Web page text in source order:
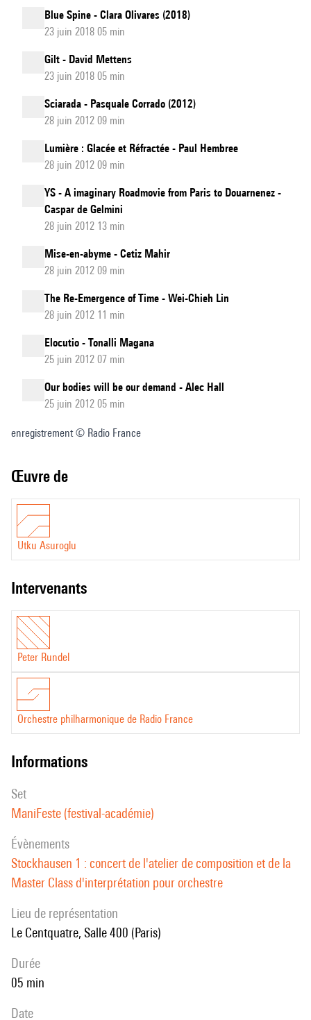
Blue Spine - Clara Olivares (2018)
23 juin 2018 05 min
Gilt - David Mettens
23 juin 2018 05 min
Sciarada - Pasquale Corrado (2012)
28 juin 2012 09 min
Lumière : Glacée et Réfractée - Paul Hembree
28 juin 2012 09 min
YS - A imaginary Roadmovie from Paris to Douarnenez -
Caspar de Gelmini
28 juin 2012 13 min
Mise-en-abyme - Cetiz Mahir
28 juin 2012 09 min
The Re-Emergence of Time - Wei-Chieh Lin
28 juin 2012 11 min
Elocutio - Tonalli Magana
25 juin 2012 07 min
Our bodies will be our demand - Alec Hall
25 juin 2012 05 min
enregistrement © Radio France
Œuvre de
Utku Asuroglu
intervenants
Peter Rundel
Orchestre philharmonique de Radio France
informations
set
ManiFeste (festival-académie)
évènements
Stockhausen 1 : concert de l'atelier de composition et de la
Master Class d'interprétation pour orchestre
Lieu de représentation
Le Centquatre, Salle 400 (Paris)
durée
05 min
date